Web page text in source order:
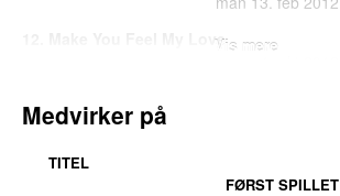
Make You Feel My Love
Turning Tables
fre 5. maj 2017
Vis mere
Medvirker på
TITEL
FØRST SPILLET